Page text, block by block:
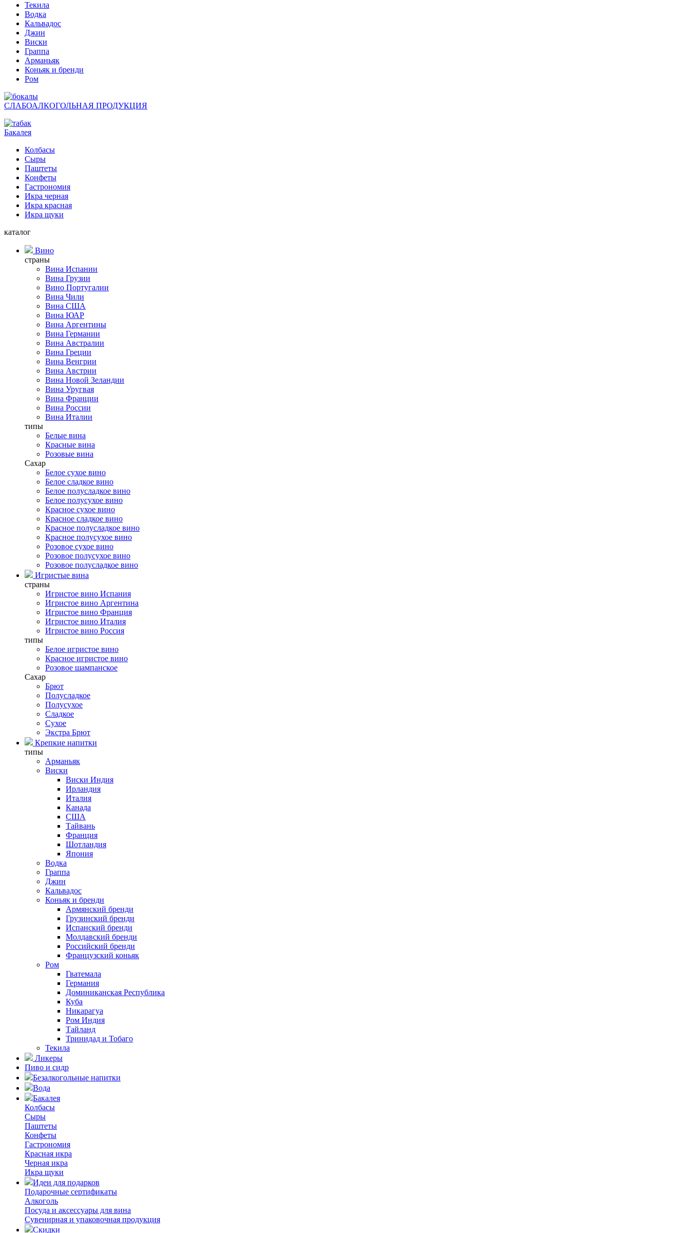
Текила
Водка
Кальвадос
Джин
Виски
Граппа
Арманьяк
Коньяк и бренди
Ром
СЛАБОАЛКОГОЛЬНАЯ ПРОДУКЦИЯ
Бакалея
Колбасы
Сыры
Паштеты
Конфеты
Гастрономия
Икра черная
Икра красная
Икра щуки
каталог
Вино
страны
Вина Испании
Вина Грузии
Вино Португалии
Вина Чили
Вина США
Вина ЮАР
Вина Аргентины
Вина Германии
Вина Австралии
Вина Греции
Вина Венгрии
Вина Австрии
Вина Новой Зеландии
Вина Уругвая
Вина Франции
Вина России
Вина Италии
типы
Белые вина
Красные вина
Розовые вина
Сахар
Белое сухое вино
Белое сладкое вино
Белое полусладкое вино
Белое полусухое вино
Красное сухое вино
Красное сладкое вино
Красное полусладкое вино
Красное полусухое вино
Розовое сухое вино
Розовое полусухое вино
Розовое полусладкое вино
Игристые вина
страны
Игристое вино Испания
Игристое вино Аргентина
Игристое вино Франция
Игристое вино Италия
Игристое вино Россия
типы
Белое игристое вино
Красное игристое вино
Розовое шампанское
Сахар
Брют
Полусладкое
Полусухое
Сладкое
Сухое
Экстра Брют
Крепкие напитки
типы
Арманьяк
Виски
Виски Индия
Ирландия
Италия
Канада
США
Тайвань
Франция
Шотландия
Япония
Водка
Граппа
Джин
Кальвадос
Коньяк и бренди
Армянский бренди
Грузинский бренди
Испанский бренди
Молдавский бренди
Российский бренди
Французский коньяк
Ром
Гватемала
Германия
Доминиканская Республика
Куба
Никарагуа
Ром Индия
Тайланд
Тринидад и Тобаго
Текила
Ликеры
Пиво и сидр
Безалкогольные напитки
Вода
Бакалея
Колбасы
Сыры
Паштеты
Конфеты
Гастрономия
Красная икра
Черная икра
Икра щуки
Идеи для подарков
Подарочные сертификаты
Алкоголь
Посуда и аксессуары для вина
Сувенирная и упаковочная продукция
Скидки